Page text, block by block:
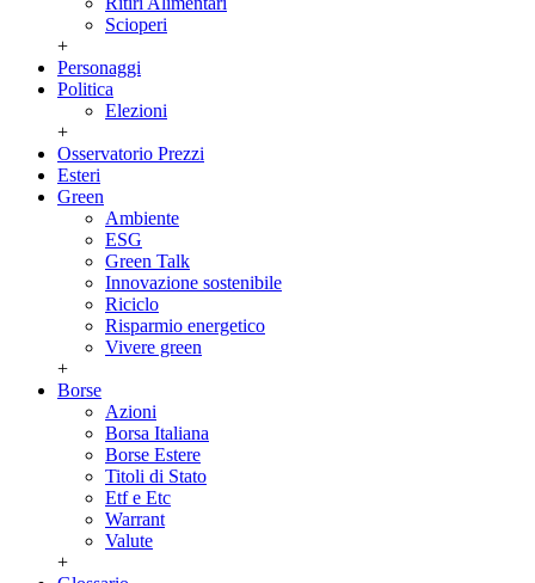
Scioperi
+
Personaggi
Politica
Elezioni
+
Osservatorio Prezzi
Esteri
Green
Ambiente
ESG
Green Talk
Innovazione sostenibile
Riciclo
Risparmio energetico
Vivere green
+
Borse
Azioni
Borsa Italiana
Borse Estere
Titoli di Stato
Etf e Etc
Warrant
Valute
+